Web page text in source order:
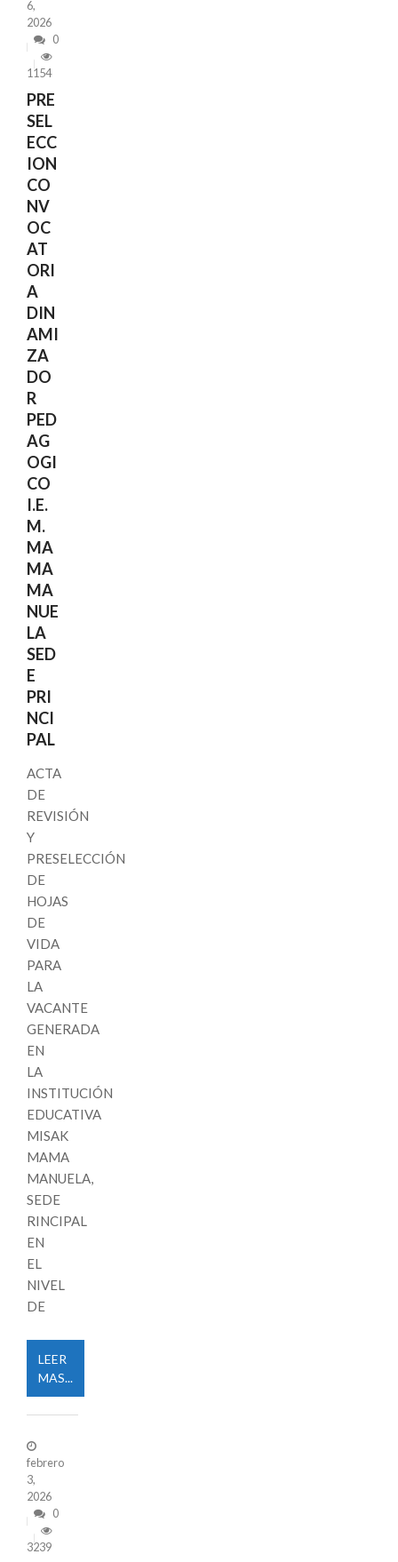
6,
2026
0
1154
PRE
SEL
ECC
ION
CO
NV
OC
AT
ORI
A
DIN
AMI
ZA
DO
R
PED
AG
OGI
CO
I.E.
M.
MA
MA
MA
NUE
LA
SED
E
PRI
NCI
PAL
ACTA
DE
REVISIÓN
Y
PRESELECCIÓN
DE
HOJAS
DE
VIDA
PARA
LA
VACANTE
GENERADA
EN
LA
INSTITUCIÓN
EDUCATIVA
MISAK
MAMA
MANUELA,
SEDE
RINCIPAL
EN
EL
NIVEL
DE
LEER
MAS...
febrero
3,
2026
0
3239